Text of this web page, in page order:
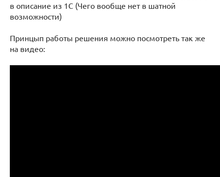
в описание из 1С (Чего вообще нет в шатной
возможности)
Принцып работы решения можно посмотреть так же
на видео: